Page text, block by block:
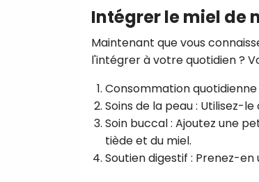
Intégrer le miel de
Maintenant que vous
l'intégrer à votre quotidien ?
Consommation quotidienne
Soins de la peau: Utilisez-
Soin buccal: Ajoutez une
tiède et du miel.
Soutien digestif : Prenez-en